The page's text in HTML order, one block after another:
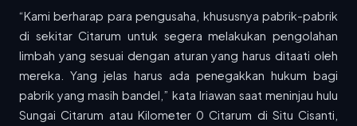
Pemerintah Provinsi Jawa Barat mulai mencairkan
dana kompensasi bagi ribuan...
15 MAR 2026
60 Ribu Penumpang Gunakan KA di Awal Posko Lebaran Daop 2 Bandung
PT Kereta Api Indonesia (Persero) Daerah Operasi 2
Bandung mencatat...
“Kami berharap para pengusaha, khususnya pabrik-pabrik
di sekitar Citarum untuk segera melakukan pengolahan
limbah yang sesuai dengan aturan yang harus ditaati oleh
mereka. Yang jelas harus ada penegakkan hukum bagi
pabrik yang masih bandel,” kata Iriawan saat meninjau hulu
Sungai Citarum atau Kilometer 0 Citarum di Situ Cisanti,